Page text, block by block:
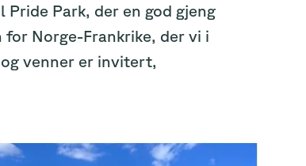
Park, der en god gjeng
Norge-Frankrike, der vi i
venner er invitert,